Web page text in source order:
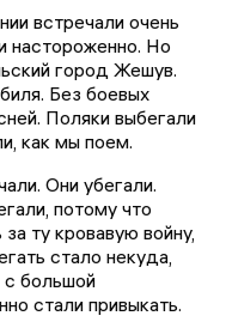
встречали очень
настороженно. Но
город Жешув.
Без боевых
Поляки выбегали
как мы поем.
Они убегали.
потому что
ту кровавую войну,
стало некуда,
с большой
стали привыкать.